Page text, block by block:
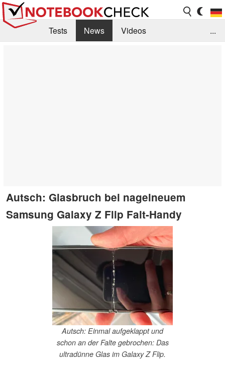
Tests News
Videos
...
Autsch: Glasbruch bei nagelneuem
Samsung Galaxy Z Flip Falt-Handy
Autsch: Einmal aufgeklappt und
schon an der Falte gebrochen: Das
ultradünne Glas im Galaxy Z Flip.